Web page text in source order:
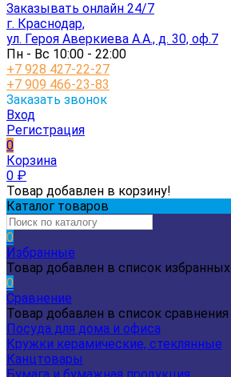
Заказывать онлайн 24/7
г. Краснодар,
ул. Героя Аверкиева А.А., д. 30, оф.7
Пн - Вс 10:00 - 22:00
+7 928 427-22-27
+7 909 466-23-83
Заказать звонок
Вход
Регистрация
0
Корзина
0 ₽
Товар добавлен в корзину!
Каталог товаров
0
Избранные
Товар добавлен в список избранных
0
Сравнение
Товар добавлен в список сравнения
Посуда для дома и офиса
Кружки керамические, стеклянные
Канцтовары